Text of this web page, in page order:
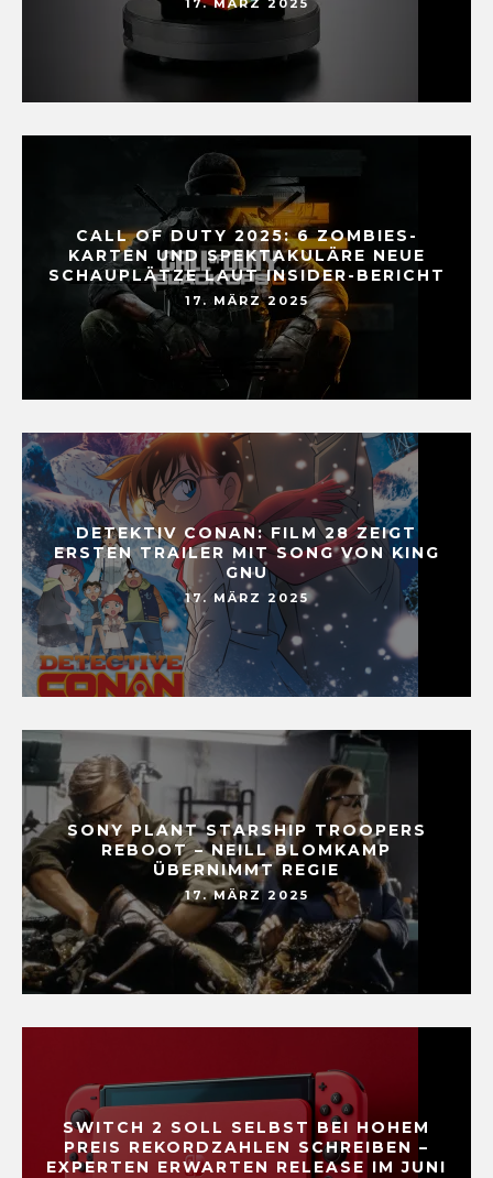
17. MÄRZ 2025
CALL OF DUTY 2025: 6 ZOMBIES-
KARTEN UND SPEKTAKULÄRE NEUE
SCHAUPLÄTZE LAUT INSIDER-BERICHT
17. MÄRZ 2025
DETEKTIV CONAN: FILM 28 ZEIGT
ERSTEN TRAILER MIT SONG VON KING
GNU
17. MÄRZ 2025
SONY PLANT STARSHIP TROOPERS
REBOOT – NEILL BLOMKAMP
ÜBERNIMMT REGIE
17. MÄRZ 2025
SWITCH 2 SOLL SELBST BEI HOHEM
PREIS REKORDZAHLEN SCHREIBEN –
EXPERTEN ERWARTEN RELEASE IM JUNI